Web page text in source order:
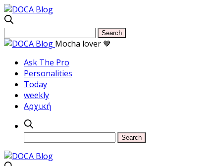
Mocha lover 🤎
Ask The Pro
Personalities
Today
weekly
Αρχική